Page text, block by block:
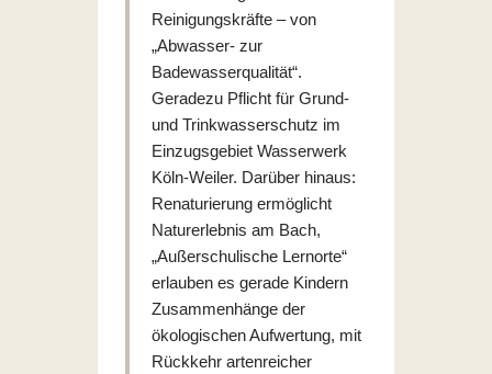
Reinigungskräfte – von
„Abwasser- zur
Badewasserqualität“.
Geradezu Pflicht für Grund-
und Trinkwasserschutz im
Einzugsgebiet Wasserwerk
Köln-Weiler. Darüber hinaus:
Renaturierung ermöglicht
Naturerlebnis am Bach,
„Außerschulische Lernorte“
erlauben es gerade Kindern
Zusammenhänge der
ökologischen Aufwertung, mit
Rückkehr artenreicher